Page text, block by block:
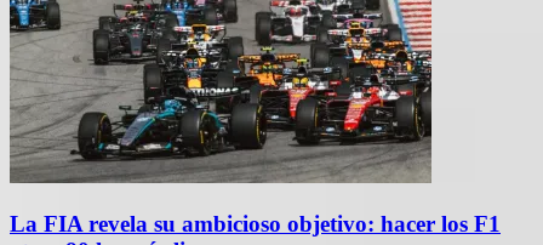
La FIA revela su ambicioso objetivo: hacer los F1